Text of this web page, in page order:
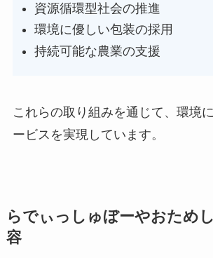
資源循環型社会の推進
環境に優しい包装の採用
持続可能な農業の支援
これらの取り組みを通じて、環境
ービスを実現しています。
らでぃっしゅぼーやおため
容